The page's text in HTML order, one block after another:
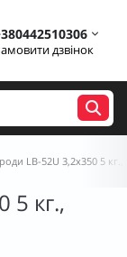
дзвінок
LB-52U 3,2х350 5
5 кг.,